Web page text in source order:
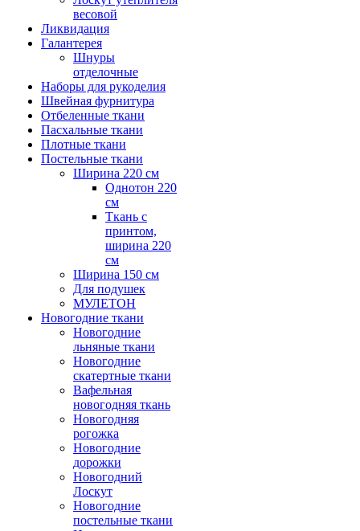
весовой
Ликвидация
Галантерея
Шнуры
отделочные
Наборы для рукоделия
Швейная фурнитура
Отбеленные ткани
Пасхальные ткани
Плотные ткани
Постельные ткани
Ширина 220 см
Однотон 220
см
Ткань с
принтом,
ширина 220
см
Ширина 150 см
Для подушек
МУЛЕТОН
Новогодние ткани
Новогодние
льняные ткани
Новогодние
скатертные ткани
Вафельная
новогодняя ткань
Новогодняя
рогожка
Новогодние
дорожки
Новогодний
Лоскут
Новогодние
постельные ткани